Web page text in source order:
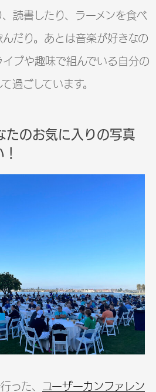
読書したり、ラーメンを食べ
だり。あとは音楽が好きなの
ブや趣味で組んでいる自分の
過ごしています。
たのお気に入りの写真
った、 ユーザーカンファレン